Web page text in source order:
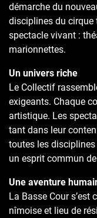
démarche du
disciplines du cirque
spectacle vivant :
marionnettes.
Un univers riche
Le Collectif
exigeants. Chaque
artistique. Les
tant dans leur
toutes les
un esprit commun
Une aventure
La Basse Cour s’est
nîmoise et lieu de